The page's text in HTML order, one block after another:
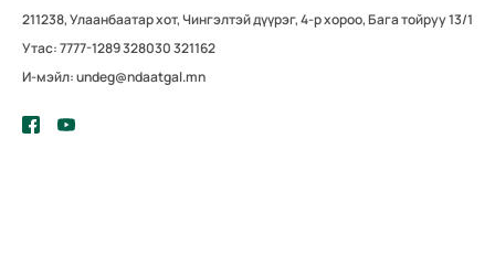
211238, Улаанбаатар хот, Чингэлтэй дүүрэг, 4-р хороо, Бага тойруу 13/1
Утас: 7777-1289 328030 321162
И-мэйл: undeg@ndaatgal.mn